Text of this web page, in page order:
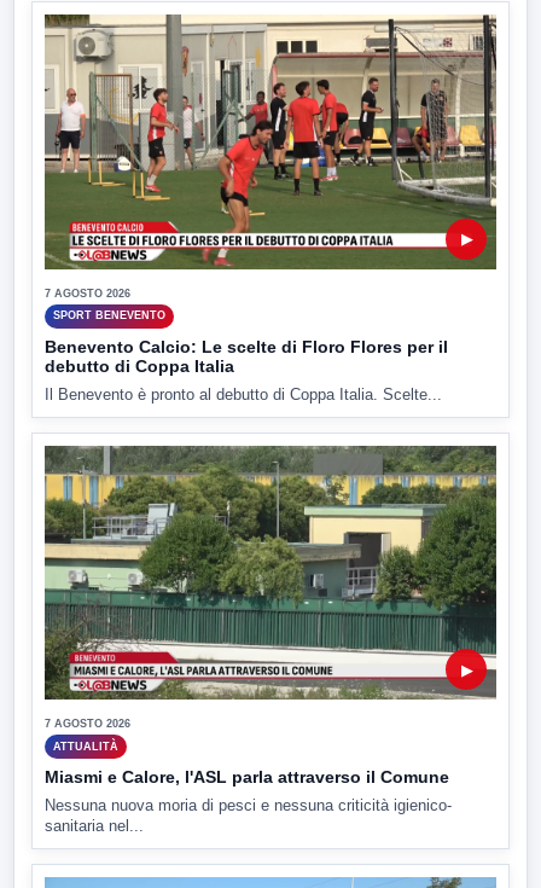
▶
7 AGOSTO 2026
SPORT BENEVENTO
Benevento Calcio: Le scelte di Floro Flores per il
debutto di Coppa Italia
Il Benevento è pronto al debutto di Coppa Italia. Scelte...
▶
7 AGOSTO 2026
ATTUALITÀ
Miasmi e Calore, l'ASL parla attraverso il Comune
Nessuna nuova moria di pesci e nessuna criticità igienico-
sanitaria nel...